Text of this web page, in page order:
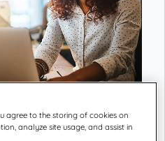
agree to the storing of cookies on
analyze site usage, and assist in